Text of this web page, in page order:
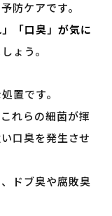
防ケアです。
「口臭」が気に
ょう。
置です。
れらの細菌が揮
口臭を発生させ
ドブ臭や腐敗臭